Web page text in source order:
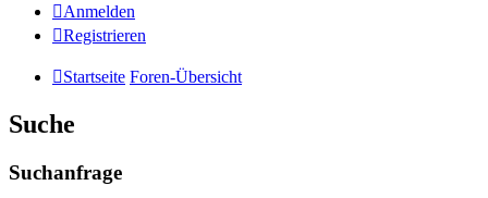
Anmelden
Registrieren
Startseite Foren-Übersicht
Suche
Suchanfrage